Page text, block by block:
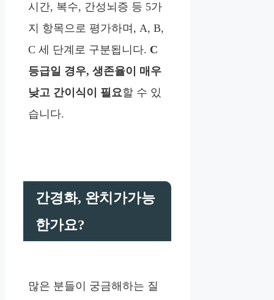
시간, 복수, 간성뇌증 등 5가
지 항목으로 평가하며, A, B,
C 세 단계로 구분됩니다. C
등급일 경우, 생존율이 매우
낮고 간이식이 필요할 수 있
습니다.
간경화, 완치가가능
한가요?
많은 분들이 궁금해하는 질